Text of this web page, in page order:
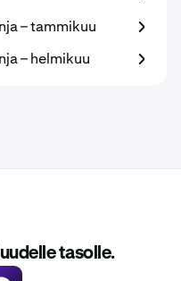
– tammikuu
– helmikuu
tasolle.